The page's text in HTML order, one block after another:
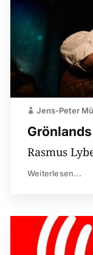
Jens-Peter
Rasmus
Weiterlesen...